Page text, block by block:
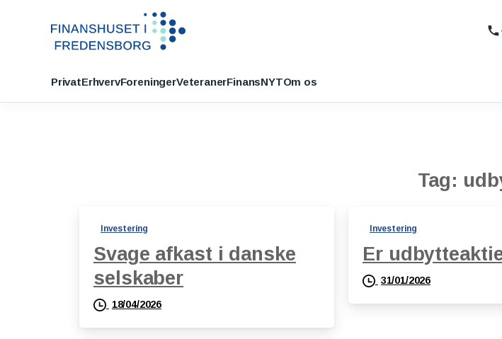
PrivatErhvervForeningerVeteranerFinansNYTOm os
Tag:
Investering
Svage afkast i danske
selskaber
18/04/2026
Investering
Er
31/01/2026